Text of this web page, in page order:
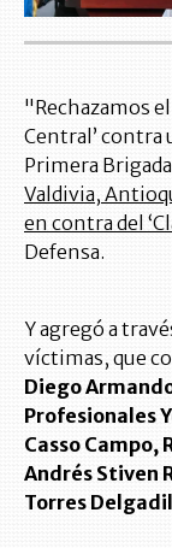
"Rechazamos
Central’ contra
Primera
Valdivia,
en contra del
Defensa.
Y agregó a
víctimas, que
Diego
Profesionales
Casso Campo,
Andrés Stiven
Torres